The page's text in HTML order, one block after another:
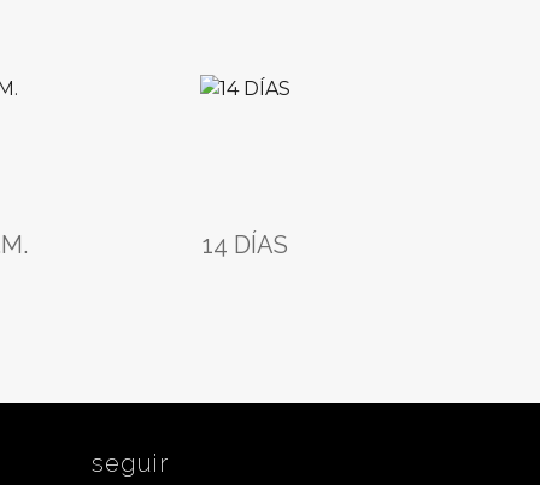
14 DÍAS
seguir